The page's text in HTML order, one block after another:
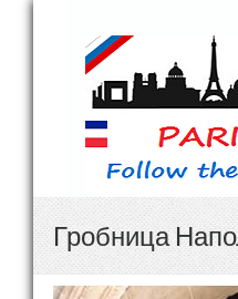
Гробница